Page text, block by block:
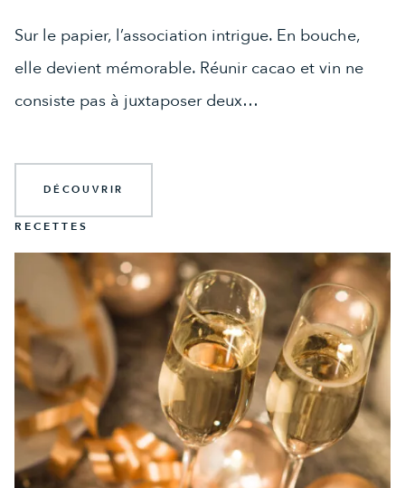
Sur le papier, l’association intrigue. En bouche,
elle devient mémorable. Réunir cacao et vin ne
consiste pas à juxtaposer deux…
DÉCOUVRIR
RECETTES